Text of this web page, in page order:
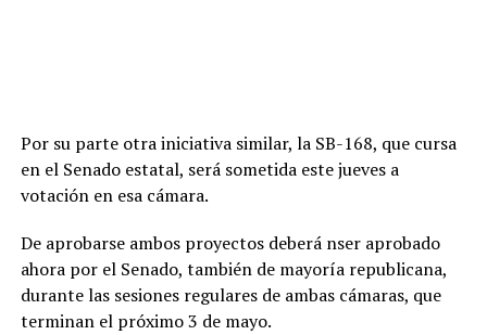
Por su parte otra iniciativa similar, la SB-168, que cursa
en el Senado estatal, será sometida este jueves a
votación en esa cámara.
De aprobarse ambos proyectos deberá nser aprobado
ahora por el Senado, también de mayoría republicana,
durante las sesiones regulares de ambas cámaras, que
terminan el próximo 3 de mayo.